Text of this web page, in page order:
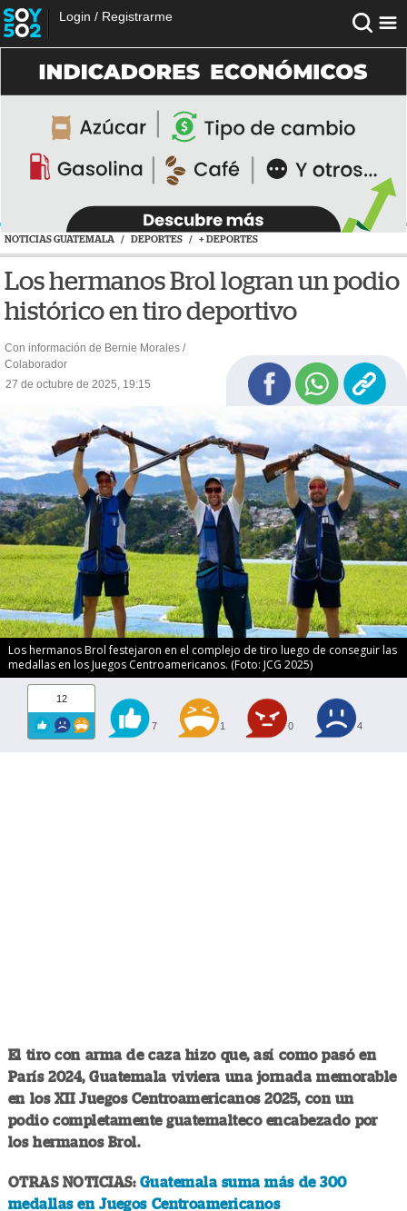
Login / Registrarme
NOTICIAS GUATEMALA / DEPORTES / + DEPORTES
Los hermanos Brol logran un podio
histórico en tiro deportivo
Con información de Bernie Morales /
Colaborador
27 de octubre de 2025, 19:15
Los hermanos Brol festejaron en el complejo de tiro luego de conseguir las
medallas en los Juegos Centroamericanos. (Foto: JCG 2025)
12
7 1 0 4
El tiro con arma de caza hizo que, así como pasó en
París 2024, Guatemala viviera una jornada memorable
en los XII Juegos Centroamericanos 2025, con un
podio completamente guatemalteco encabezado por
los hermanos Brol.
OTRAS NOTICIAS: Guatemala suma más de 300
medallas en Juegos Centroamericanos